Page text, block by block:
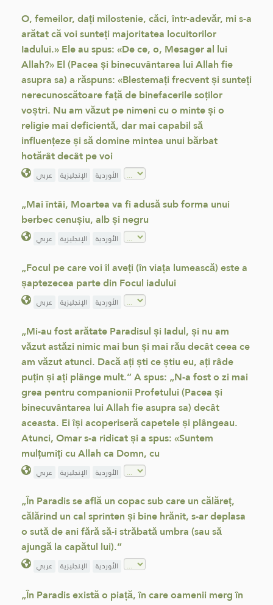
O, femeilor, dați milostenie, căci, într-adevăr, mi s-a
arătat că voi sunteți majoritatea locuitorilor
Iadului.» Ele au spus: «De ce, o, Mesager al lui
Allah?» El (Pacea și binecuvântarea lui Allah fie
asupra sa) a răspuns: «Blestemați frecvent și sunteți
nerecunoscătoare față de binefacerile soților
voștri. Nu am văzut pe nimeni cu o minte și o
religie mai deficientă, dar mai capabil să
influențeze și să domine mintea unui bărbat
hotărât decât pe voi
عربي الإنجليزية الأوردية
„Mai întâi, Moartea va fi adusă sub forma unui
berbec cenușiu, alb și negru
عربي الإنجليزية الأوردية
„Focul pe care voi îl aveți (în viața lumească) este a
șaptezecea parte din Focul iadului
عربي الإنجليزية الأوردية
„Mi-au fost arătate Paradisul și Iadul, și nu am
văzut astăzi nimic mai bun și mai rău decât ceea ce
am văzut atunci. Dacă ați ști ce știu eu, ați râde
puțin și ați plânge mult.” A spus: „N-a fost o zi mai
grea pentru companionii Profetului (Pacea și
binecuvântarea lui Allah fie asupra sa) decât
aceasta. Ei își acoperiseră capetele și plângeau.
Atunci, Omar s-a ridicat și a spus: «Suntem
mulțumiți cu Allah ca Domn, cu
عربي الإنجليزية الأوردية
„În Paradis se află un copac sub care un călăreț,
călărind un cal sprinten și bine hrănit, s-ar deplasa
o sută de ani fără să-i străbată umbra (sau să
ajungă la capătul lui).”
عربي الإنجليزية الأوردية
„În Paradis există o piață, în care oamenii merg în